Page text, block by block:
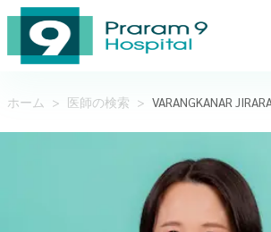
ホーム > 医師の検索 >